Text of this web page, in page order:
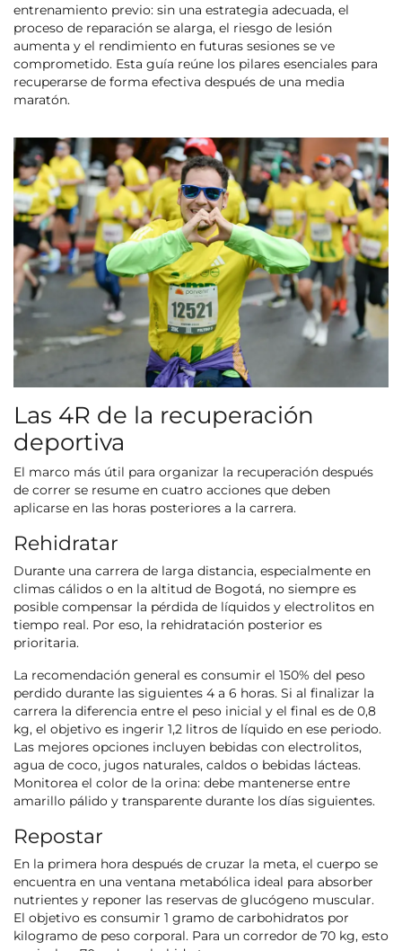
entrenamiento previo: sin una estrategia adecuada, el
proceso de reparación se alarga, el riesgo de lesión
aumenta y el rendimiento en futuras sesiones se ve
comprometido. Esta guía reúne los pilares esenciales para
recuperarse de forma efectiva después de una media
maratón.
Las 4R de la recuperación
deportiva
El marco más útil para organizar la recuperación después
de correr se resume en cuatro acciones que deben
aplicarse en las horas posteriores a la carrera.
Rehidratar
Durante una carrera de larga distancia, especialmente en
climas cálidos o en la altitud de Bogotá, no siempre es
posible compensar la pérdida de líquidos y electrolitos en
tiempo real. Por eso, la rehidratación posterior es
prioritaria.
La recomendación general es consumir el 150% del peso
perdido durante las siguientes 4 a 6 horas. Si al finalizar la
carrera la diferencia entre el peso inicial y el final es de 0,8
kg, el objetivo es ingerir 1,2 litros de líquido en ese periodo.
Las mejores opciones incluyen bebidas con electrolitos,
agua de coco, jugos naturales, caldos o bebidas lácteas.
Monitorea el color de la orina: debe mantenerse entre
amarillo pálido y transparente durante los días siguientes.
Repostar
En la primera hora después de cruzar la meta, el cuerpo se
encuentra en una ventana metabólica ideal para absorber
nutrientes y reponer las reservas de glucógeno muscular.
El objetivo es consumir 1 gramo de carbohidratos por
kilogramo de peso corporal. Para un corredor de 70 kg, esto